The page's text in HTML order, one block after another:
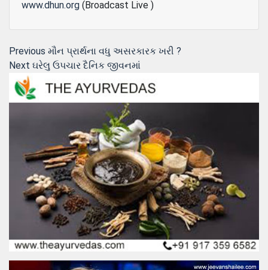
www.dhun.org (Broadcast Live )
Post
navigation
Previous Previous
post:
મૌન પ્રાર્થના વધુ અસરકારક ખરી ?
Next Next
ઘરેલુ ઉપચાર દૈનિક જીવનમાં